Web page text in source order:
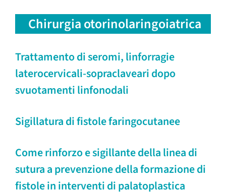
Chirurgia otorinolaringoiatrica
Trattamento di seromi, linforragie
laterocervicali-sopraclaveari dopo
svuotamenti linfonodali
Sigillatura di fistole faringocutanee
Come rinforzo e sigillante della linea di
sutura a prevenzione della formazione di
fistole in interventi di palatoplastica